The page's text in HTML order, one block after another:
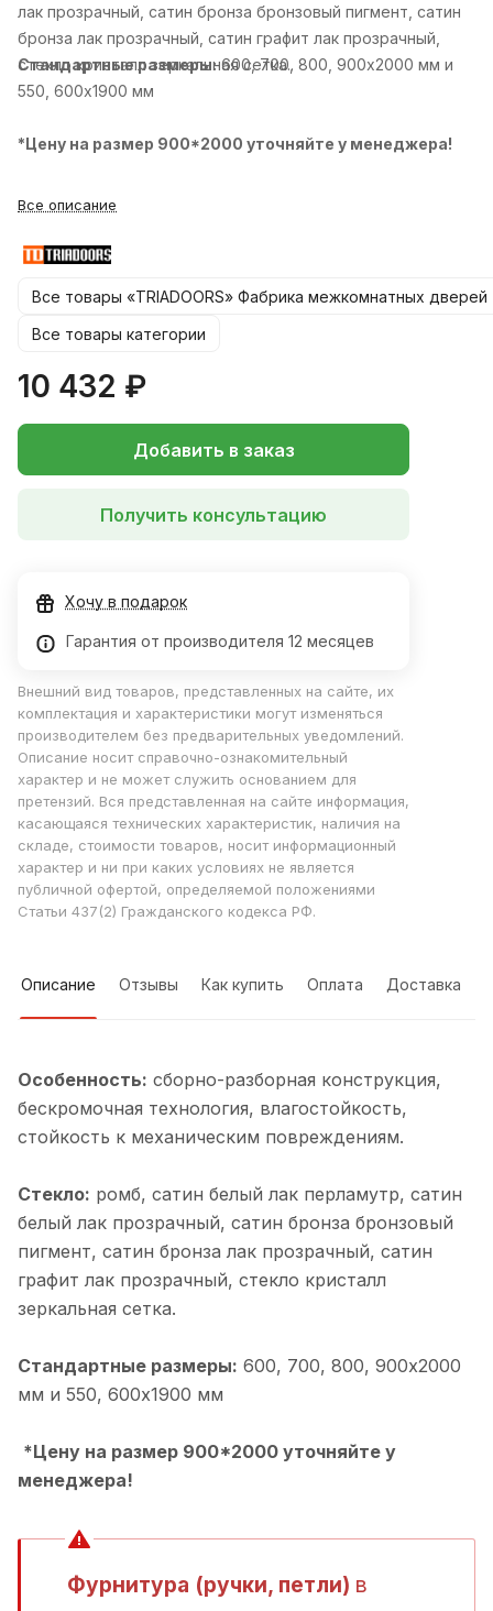
лак прозрачный, cатин бронза бронзовый пигмент, cатин
бронза лак прозрачный, cатин графит лак прозрачный,
cтекло кристалл зеркальная сетка..
Стандартные размеры:600, 700, 800, 900х2000 мм и
550, 600х1900 мм
*Цену на размер 900*2000 уточняйте у менеджера!
Все описание
Все товары «TRIADOORS» Фабрика межкомнатных дверей
Все товары категории
10 432 ₽
Добавить в заказ
Получить консультацию
Хочу в подарок
Гарантия от производителя 12 месяцев
Внешний вид товаров, представленных на сайте, их
комплектация и характеристики могут изменяться
производителем без предварительных уведомлений.
Описание носит справочно-ознакомительный
характер и не может служить основанием для
претензий. Вся представленная на сайте информация,
касающаяся технических характеристик, наличия на
складе, стоимости товаров, носит информационный
характер и ни при каких условиях не является
публичной офертой, определяемой положениями
Статьи 437(2) Гражданского кодекса РФ.
Описание Отзывы Как купить Оплата Доставка
Особенность: cборно-разборная конструкция,
бескромочная технология, влагостойкость,
стойкость к механическим повреждениям.
Стекло: ромб, cатин белый лак перламутр, cатин
белый лак прозрачный, cатин бронза бронзовый
пигмент, cатин бронза лак прозрачный, cатин
графит лак прозрачный, cтекло кристалл
зеркальная сетка.
Стандартные размеры: 600, 700, 800, 900х2000
мм и 550, 600х1900 мм
*Цену на размер 900*2000 уточняйте у
менеджера!
Фурнитура (ручки, петли) в